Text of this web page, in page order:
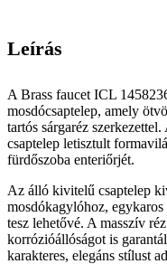
Leírás
A Brass faucet ICL
mosdócsaptelep, amely
tartós sárgaréz
csaptelep letisztult
fürdőszoba enteriőrjét.
Az álló kivitelű csaptelep
mosdókagylóhoz,
tesz lehetővé. A masszív
korrózióállóságot is
karakteres, elegáns stílust